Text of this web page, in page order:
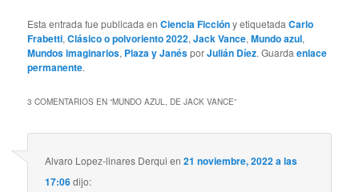
Esta entrada fue publicada enCiencia Ficcióny etiquetadaCarlo
Frabetti,Clásico o polvoriento 2022,Jack Vance,Mundo azul,
Mundos imaginarios, Plaza y JanésporJulián Díez. Guardaenlace
permanente.
3 COMENTARIOS EN “MUNDO AZUL, DE JACK VANCE”
Alvaro Lopez-linares Derqui en21 noviembre, 2022 a las
17:06dijo: